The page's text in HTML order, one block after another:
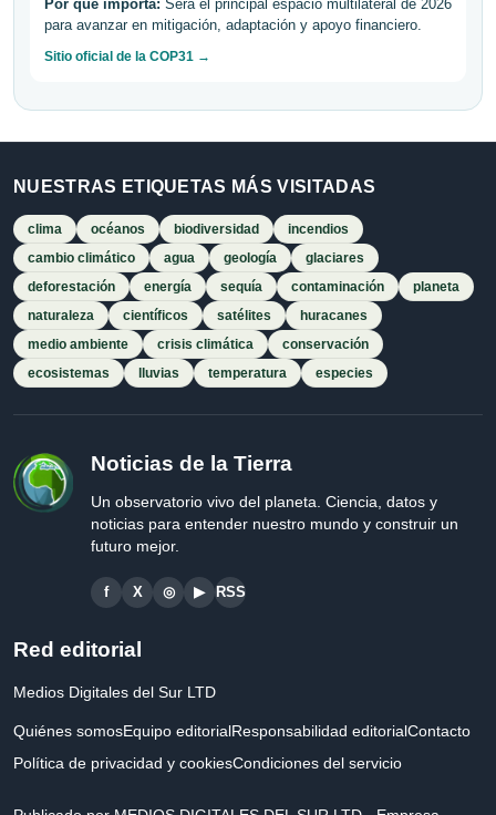
Por qué importa: Será el principal espacio multilateral de 2026
para avanzar en mitigación, adaptación y apoyo financiero.
Sitio oficial de la COP31 →
NUESTRAS ETIQUETAS MÁS VISITADAS
clima océanos biodiversidad
incendios
cambio climático
agua geología
glaciares
deforestación
energía sequía contaminación
planeta
naturaleza
científicos satélites
huracanes
medio ambiente
crisis climática
conservación
ecosistemas
lluvias temperatura especies
Noticias de la Tierra
Un observatorio vivo del planeta. Ciencia, datos y
noticias para entender nuestro mundo y construir un
futuro mejor.
f X ◎ ▶ RSS
Red editorial
Medios Digitales del Sur LTD
Quiénes somosEquipo editorialResponsabilidad editorialContacto
Política de privacidad y cookiesCondiciones del servicio